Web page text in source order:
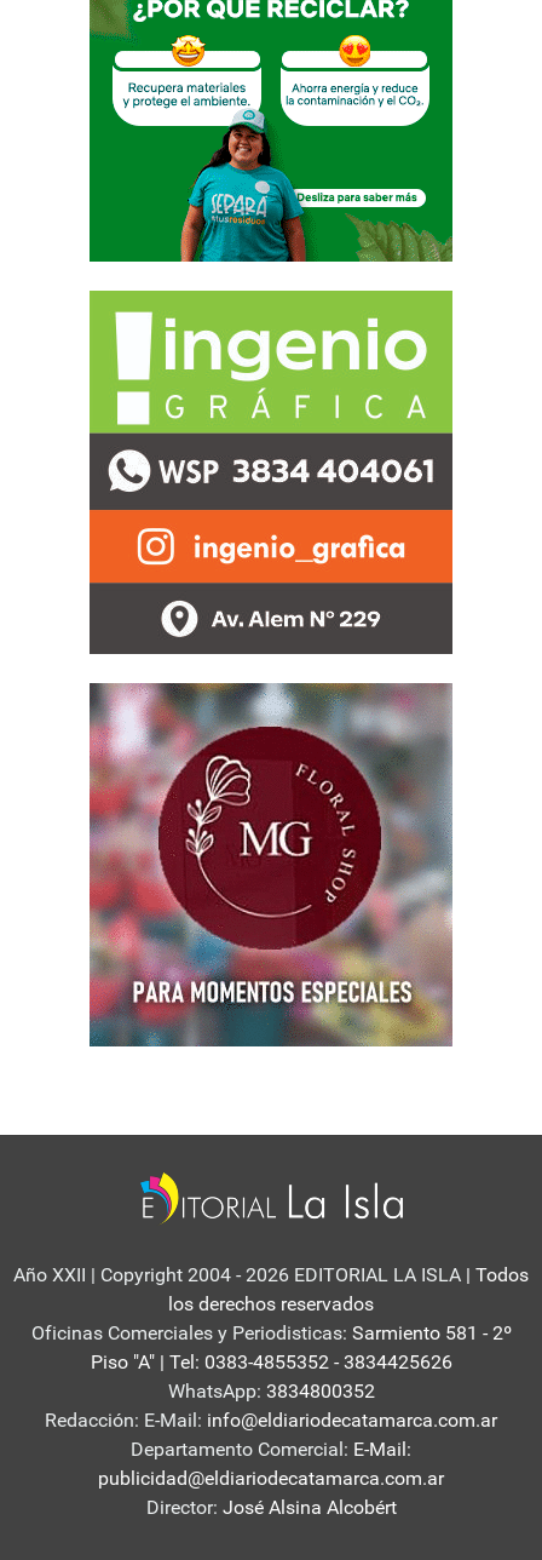
Año XXII | Copyright 2004 - 2026 EDITORIAL LA ISLA | Todos
los derechos reservados
Oficinas Comerciales y Periodisticas: Sarmiento 581 - 2º
Piso "A" | Tel: 0383-4855352 - 3834425626
WhatsApp: 3834800352
Redacción: E-Mail: info@eldiariodecatamarca.com.ar
Departamento Comercial: E-Mail:
publicidad@eldiariodecatamarca.com.ar
Director: José Alsina Alcobért